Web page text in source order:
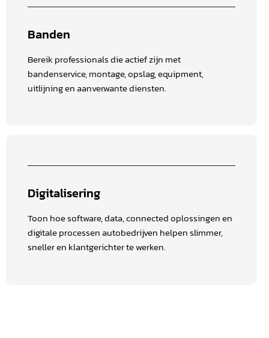
Banden
Bereik professionals die actief zijn met
bandenservice, montage, opslag, equipment,
uitlijning en aanverwante diensten.
Digitalisering
Toon hoe software, data, connected oplossingen en
digitale processen autobedrijven helpen slimmer,
sneller en klantgerichter te werken.